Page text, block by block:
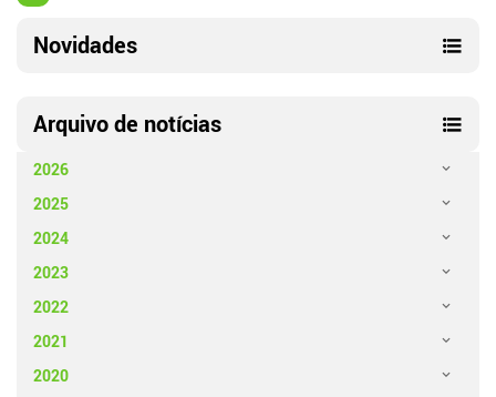
Novidades
Arquivo de notícias
2026
2025
2024
2023
2022
2021
2020